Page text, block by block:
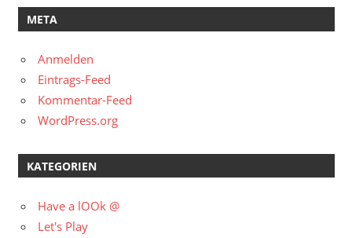
META
Anmelden
Eintrags-Feed
Kommentar-Feed
WordPress.org
KATEGORIEN
Have a lOOk @
Let's Play